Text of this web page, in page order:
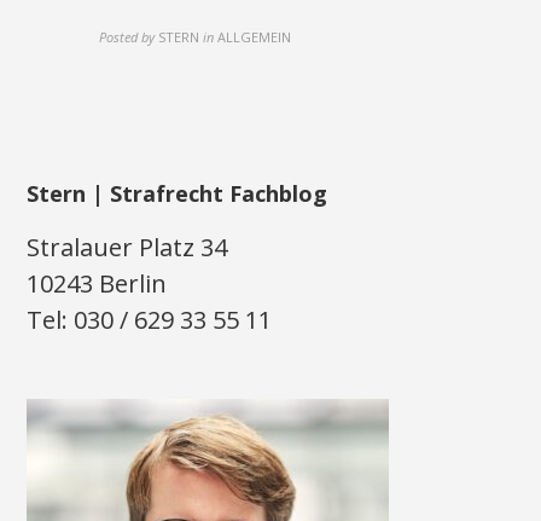
Posted by STERN in ALLGEMEIN
Stern | Strafrecht Fachblog
Stralauer Platz 34
10243 Berlin
Tel: 030 / 629 33 55 11